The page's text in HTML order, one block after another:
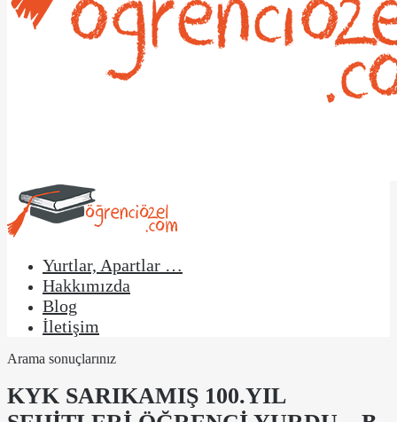
Yurtlar, Apartlar …
Hakkımızda
Blog
İletişim
Arama sonuçlarınız
KYK SARIKAMIŞ 100.YIL